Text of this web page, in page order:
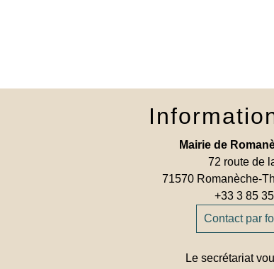
Mairie de
72 route de
71570 Romanèche-
+33 3 85
Contact par
Le secrétariat